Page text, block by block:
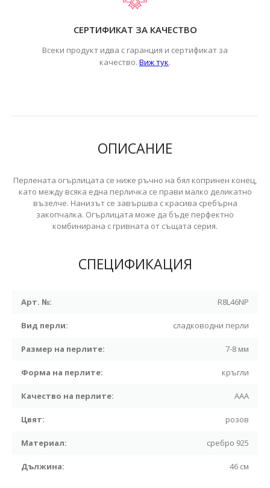
СЕРТИФИКАТ ЗА КАЧЕСТВО
Всеки продукт идва с гаранция и сертификат за
качество. Виж тук.
ОПИСАНИЕ
Перлената огърлицата се ниже ръчно на бял копринен конец,
като между всяка една перличка се прави малко деликатно
възелче. Нанизът се завършва с красива сребърна
закопчалка. Огърлицата може да бъде перфектно
комбинирана с гривната от същата серия.
СПЕЦИФИКАЦИЯ
Арт. №: R8L46NP
Вид перли: сладководни перли
Размер на перлите: 7-8 мм
Форма на перлите: кръгли
Качество на перлите: ААА
Цвят: розов
Материал: сребро 925
Дължина: 46 см